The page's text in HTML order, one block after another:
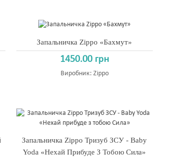
Запальничка Zippo «Бахмут»
1450.00 грн
Виробник: Zippo
Запальничка Zippo Тризуб ЗСУ - Baby
Yoda «Нехай Прибуде З Тобою Сила»